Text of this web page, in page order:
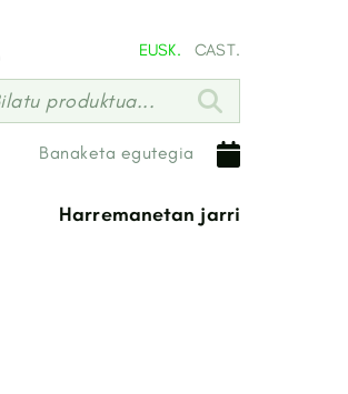
EUSK. CAST.
produktua...
Banaketa egutegia
Harremanetan jarri